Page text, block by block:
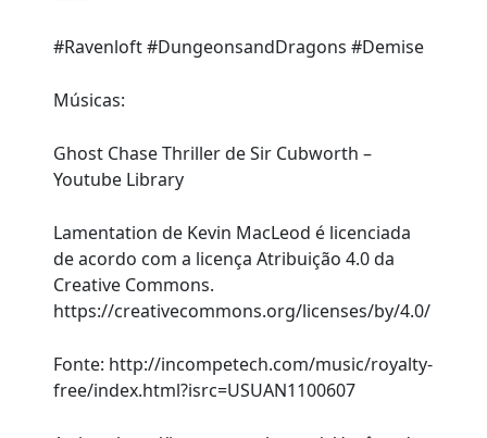
#Ravenloft #DungeonsandDragons #Demise
Músicas:
Ghost Chase Thriller de Sir Cubworth –
Youtube Library
Lamentation de Kevin MacLeod é licenciada
de acordo com a licença Atribuição 4.0 da
Creative Commons.
https://creativecommons.org/licenses/by/4.0/
Fonte: http://incompetech.com/music/royalty-
free/index.html?isrc=USUAN1100607